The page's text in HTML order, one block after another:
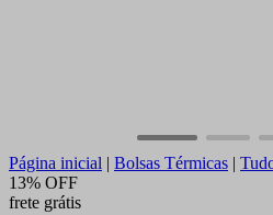
Página inicial | Bolsas Térmicas |
13% OFF
frete grátis